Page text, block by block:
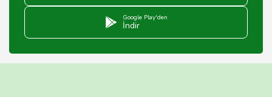
Google Play'den
İndir